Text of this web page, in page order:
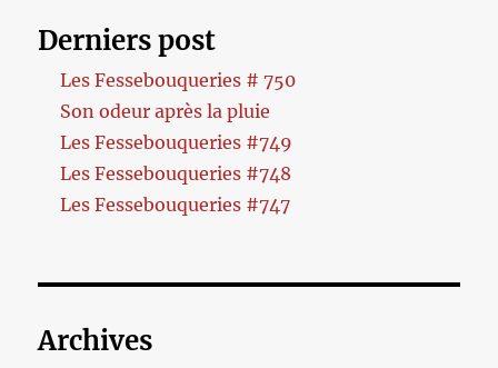
Derniers post
Les Fessebouqueries # 750
Son odeur après la pluie
Les Fessebouqueries #749
Les Fessebouqueries #748
Les Fessebouqueries #747
Archives